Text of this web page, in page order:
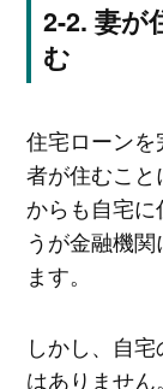
妻が
む
住宅ローン
者が住むこ
からも自宅
うが金融機
ます。
しかし、自
はありませ